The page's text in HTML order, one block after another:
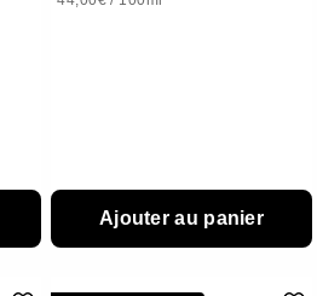
Ajouter au panier